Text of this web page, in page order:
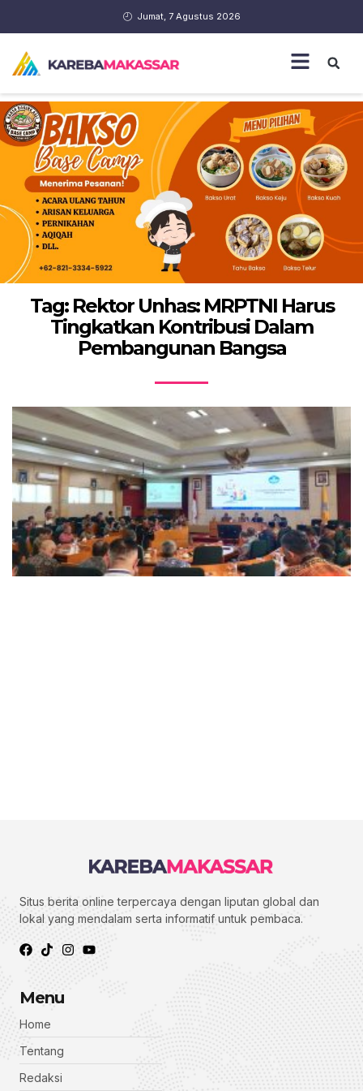
Jumat, 7 Agustus 2026
Tag: Rektor Unhas: MRPTNI Harus
Tingkatkan Kontribusi Dalam
Pembangunan Bangsa
Situs berita online terpercaya dengan liputan global dan
lokal yang mendalam serta informatif untuk pembaca.
Menu
Home
Tentang
Redaksi